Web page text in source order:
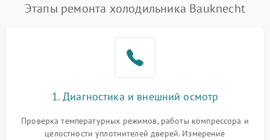
Поломка системы No Frost 2600 ₽ Подробнее →
работе
2000 ₽ Подробнее →
Этапы ремонта холодильника Bauknecht
1. Диагностика и внешний осмотр
Проверка температурных режимов, работы компрессора и
целостности уплотнителей дверей. Измерение